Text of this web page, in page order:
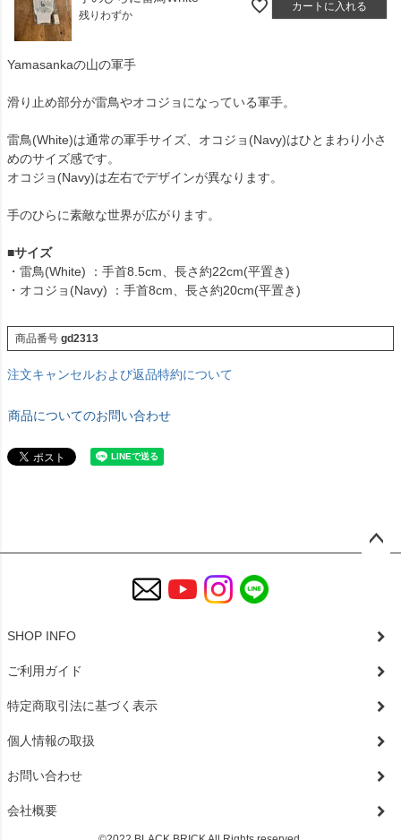
残りわずか
カートに入れる
Yamasankaの山の軍手
滑り止め部分が雷鳥やオコジョになっている軍手。
雷鳥(White)は通常の軍手サイズ、オコジョ(Navy)はひとまわり小さ
めのサイズ感です。
オコジョ(Navy)は左右でデザインが異なります。
手のひらに素敵な世界が広がります。
■サイズ
・雷鳥(White) ：手首8.5cm、長さ約22cm(平置き)
・オコジョ(Navy) ：手首8cm、長さ約20cm(平置き)
商品番号 gd2313
注文キャンセルおよび返品特約について
商品についてのお問い合わせ
SHOP INFO
ご利用ガイド
特定商取引法に基づく表示
個人情報の取扱
お問い合わせ
会社概要